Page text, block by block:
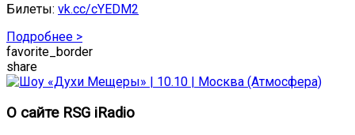
Билеты: vk.cc/cYEDM2
Подробнее >
favorite_border
share
О сайте RSG iRadio